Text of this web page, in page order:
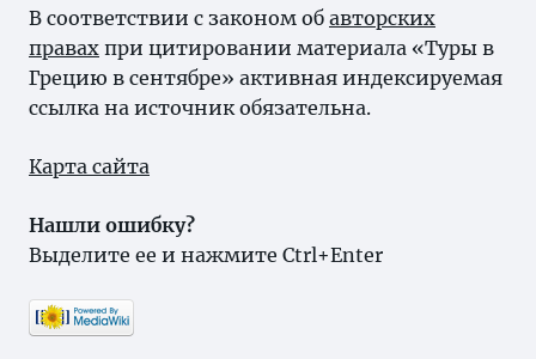
В соответствии с законом об авторских
правах при цитировании материала «Туры в
Грецию в сентябре» активная индексируемая
ссылка на источник обязательна.
Карта сайта
Нашли ошибку?
Выделите ее и нажмите Ctrl+Enter